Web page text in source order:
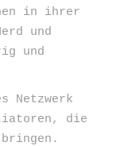
in ihrer
und
und
Netzwerk
die